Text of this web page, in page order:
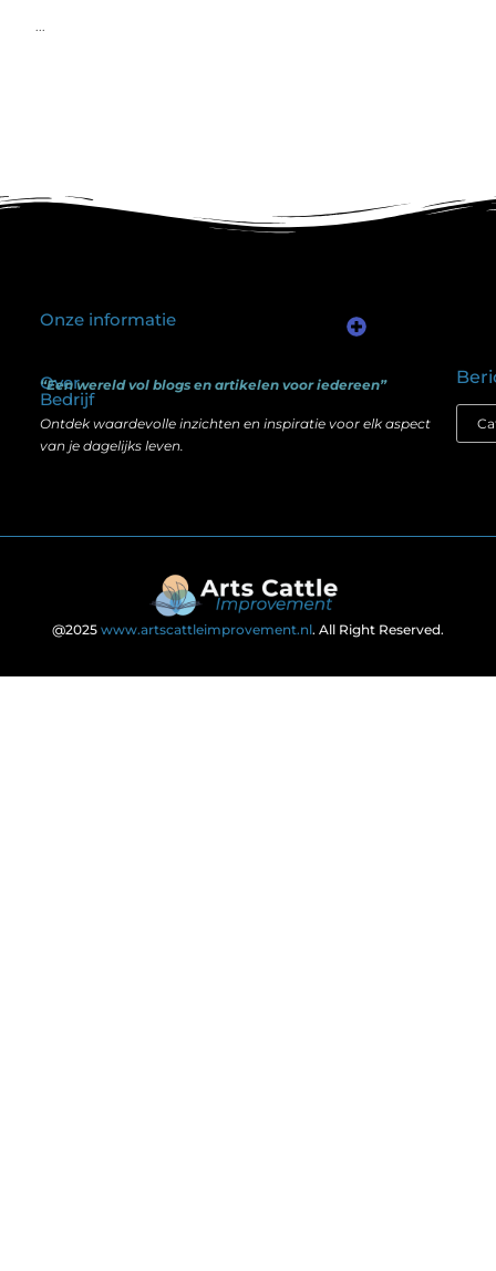
...
Over
Bedrijf
“Een wereld vol blogs en artikelen voor iedereen”
Ontdek waardevolle inzichten en inspiratie voor elk aspect
van je dagelijks leven.
Onze informatie
@2025 www.artscattleimprovement.nl. All Right Reserved.